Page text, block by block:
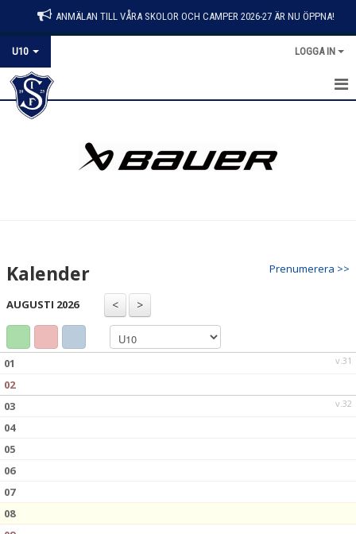
ANMÄLAN TILL VÅRA SKOLOR OCH CAMPER 2026-27 ÄR NU ÖPPNA!
U10 LOGGA IN
HEM
KONTAKT
Prenumerera >>
Kalender
AUGUSTI 2026
v.31
01
02
v.32
03
04
05
06
07
08